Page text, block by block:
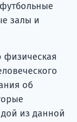
залы и
физическая
об
из данной